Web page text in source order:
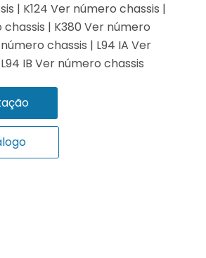
| K124 Ver número chassis |
| K380 Ver número
chassis | L94 IA Ver
IB Ver número chassis